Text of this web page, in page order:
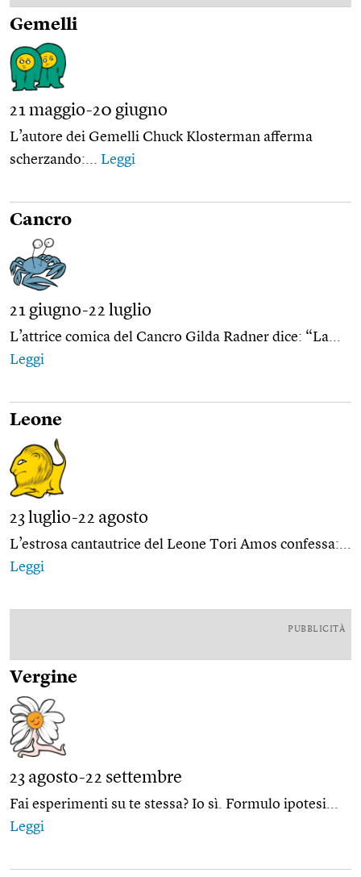
Gemelli
21 maggio-20 giugno
L’autore dei Gemelli Chuck Klosterman afferma
scherzando:... Leggi
Cancro
21 giugno-22 luglio
L’attrice comica del Cancro Gilda Radner dice: “La...
Leggi
Leone
23 luglio-22 agosto
L’estrosa cantautrice del Leone Tori Amos confessa:...
Leggi
PUBBLICITÀ
Vergine
23 agosto-22 settembre
Fai esperimenti su te stessa? Io sì. Formulo ipotesi...
Leggi